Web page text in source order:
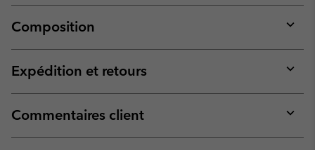
Composition
or
Expédition et retours
or
Commentaires client
or